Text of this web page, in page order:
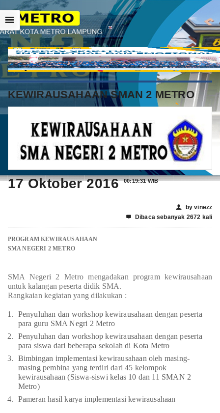
☰
KEWIRAUSAHAAN SMAN 2 METRO
17 Oktober 2016 00:19:31 WIB
👤 by vinezz
 Dibaca sebanyak 2672 kali
PROGRAM KEWIRAUSAHAAN
SMA NEGERI 2 METRO
SMA Negeri 2 Metro mengadakan program kewirausahaan
untuk kalangan peserta didik SMA.
Rangkaian kegiatan yang dilakukan :
Penyuluhan dan workshop kewirausahaan dengan peserta
para guru SMA Negri 2 Metro
Penyuluhan dan workshop kewirausahaan dengan peserta
para siswa dari beberapa sekolah di Kota Metro
Bimbingan implementasi kewirausahaan oleh masing-
masing pembina yang terdiri dari 45 kelompok
kewirausahaan (Siswa-siswi kelas 10 dan 11 SMAN 2
Metro)
Pameran hasil karya implementasi kewirausahaan